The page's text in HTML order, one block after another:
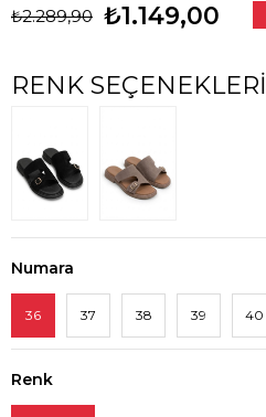
₺2.289,90 ₺1.149,00
RENK SEÇENEKLERI
Numara
36 37 38 39 40
Renk